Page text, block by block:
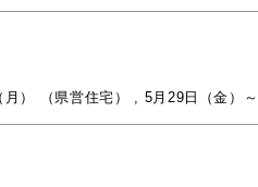
） （県営住宅） , 5月29日（金）～